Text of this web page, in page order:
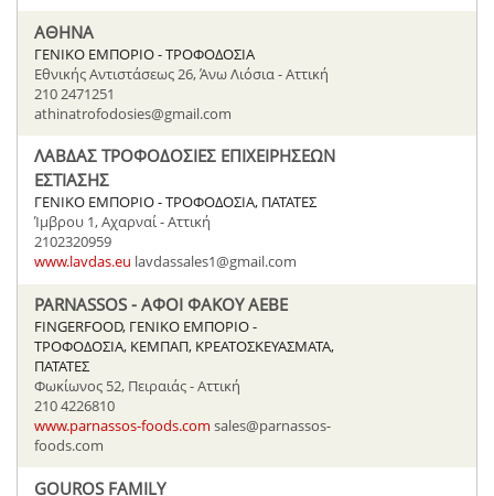
ΑΘΗΝΑ
ΓΕΝΙΚΟ ΕΜΠΟΡΙΟ - ΤΡΟΦΟΔΟΣΙΑ
Εθνικής Αντιστάσεως 26, Άνω Λιόσια - Αττική
210 2471251
athinatrofodosies@gmail.com
ΛΑΒΔΑΣ ΤΡΟΦΟΔΟΣΙΕΣ ΕΠΙΧΕΙΡΗΣΕΩΝ
ΕΣΤΙΑΣΗΣ
ΓΕΝΙΚΟ ΕΜΠΟΡΙΟ - ΤΡΟΦΟΔΟΣΙΑ, ΠΑΤΑΤΕΣ
Ίμβρου 1, Αχαρναί - Αττική
2102320959
www.lavdas.eu lavdassales1@gmail.com
PARNASSOS - ΑΦΟΙ ΦΑΚΟΥ ΑΕΒΕ
FINGERFOOD, ΓΕΝΙΚΟ ΕΜΠΟΡΙΟ -
ΤΡΟΦΟΔΟΣΙΑ, ΚΕΜΠΑΠ, ΚΡΕΑΤΟΣΚΕΥΑΣΜΑΤΑ,
ΠΑΤΑΤΕΣ
Φωκίωνος 52, Πειραιάς - Αττική
210 4226810
www.parnassos-foods.com sales@parnassos-
foods.com
GOUROS FAMILY